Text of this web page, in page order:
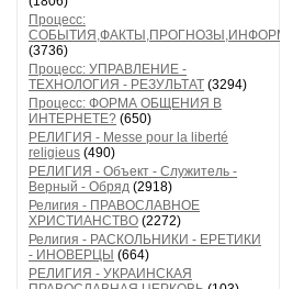
Процесс:
(3736)
Процесс: УПРАВЛЕНИЕ -
ТЕХНОЛОГИЯ - РЕЗУЛЬТАТ (3294)
Процесс: ФОРМА ОБЩЕНИЯ В
ИНТЕРНЕТЕ? (650)
РЕЛИГИЯ - Messe pour la liberté
religieus (490)
РЕЛИГИЯ - Объект - Служитель -
Верный - Обряд (2918)
Религия - ПРАВОСЛАВНОЕ
ХРИСТИАНСТВО (2272)
Религия - РАСКОЛЬНИКИ - ЕРЕТИКИ
- ИНОВЕРЦЫ (664)
РЕЛИГИЯ - УКРАИНСКАЯ